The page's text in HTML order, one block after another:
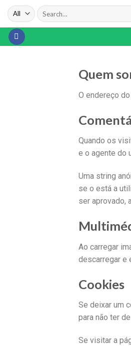
Quem
O endereço
Quando os
e o agente do
Uma string
se o está a
ser aprovado,
Ao carregar
descarregar e
Cookies
Se deixar um
para não ter
Se visitar a